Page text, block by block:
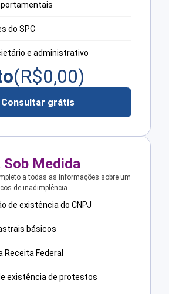
do SPC
e administrativo
(R$0,00)
Consultar grátis
Sob Medida
a todas as informações sobre um
de inadimplência.
de existência do CNPJ
básicos
Receita Federal
existência de protestos